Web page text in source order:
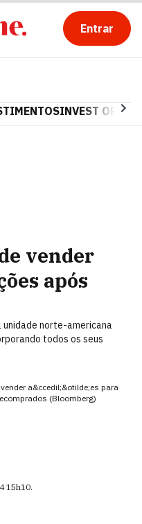
Entrar
INVEST OPINA
vender
após
norte-americana
todos os seus
a&ccedil;&otilde;es para
(Bloomberg)
15h10.